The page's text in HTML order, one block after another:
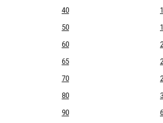
40
50
60
65
70
80
90